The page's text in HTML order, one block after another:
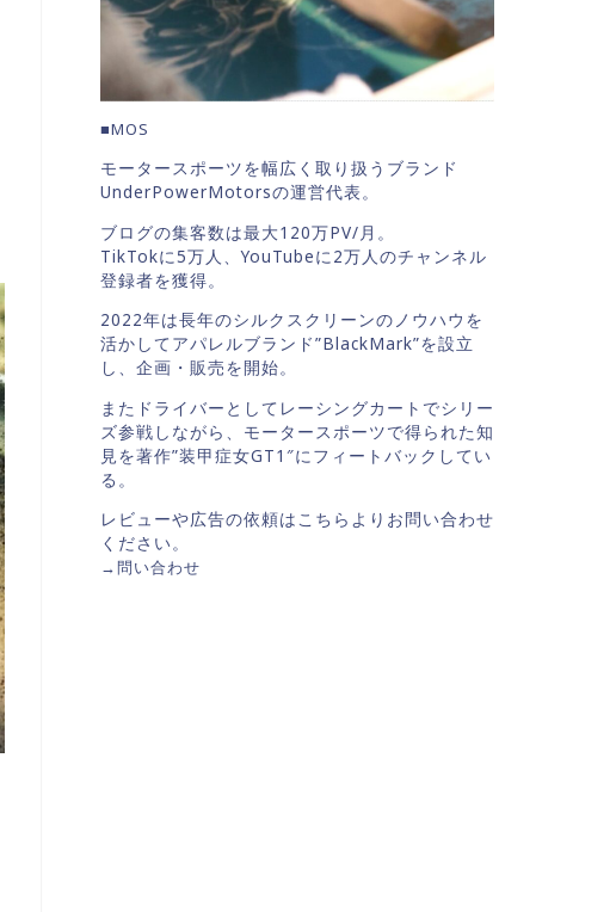
■MOS
モータースポーツを幅広く取り扱うブランド
UnderPowerMotorsの運営代表。
ブログの集客数は最大120万PV/月。
TikTokに5万人、YouTubeに2万人のチャンネル
登録者を獲得。
2022年は長年のシルクスクリーンのノウハウを
活かしてアパレルブランド”BlackMark”を設立
し、企画・販売を開始。
またドライバーとしてレーシングカートでシリー
ズ参戦しながら、モータースポーツで得られた知
見を著作”装甲症女GT1″にフィートバックしてい
る。
レビューや広告の依頼はこちらよりお問い合わせ
ください。
→問い合わせ